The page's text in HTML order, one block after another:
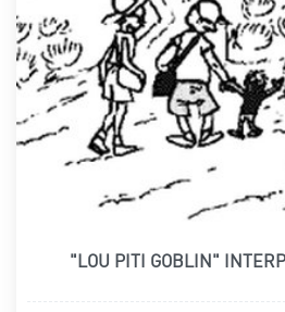
"LOU PITI GOBLIN"